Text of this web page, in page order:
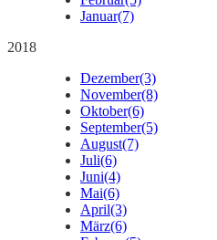
Januar(7)
2018
Dezember(3)
November(8)
Oktober(6)
September(5)
August(7)
Juli(6)
Juni(4)
Mai(6)
April(3)
März(6)